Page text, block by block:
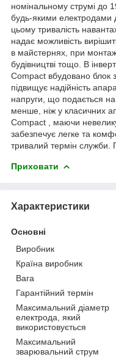
номінальному струмі до
будь-якими
цьому тривалість
надає можливість
в майстернях, при
будівництві тощо. В
Compact вбудовано блок
підвищує надійність
напруги, що подається на
менше, ніж у класичних
Compact , маючи невелику
забезпечує легке та
тривалий термін служби.
Приховати
Характеристики
Основні
Виробник
Країна виробник
Вага
Гарантійний термін
Максимальний діаметр
електрода, який
використовується
Максимальний
зварювальний струм